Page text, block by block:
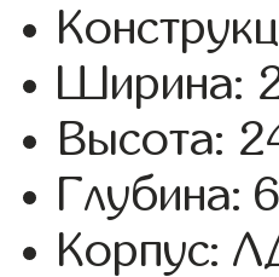
Ширина:
Высота:
Глубина:
Корпус: